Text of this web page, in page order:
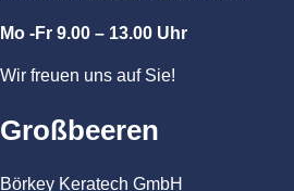
Mo -Fr 9.00 – 13.00 Uhr
Wir freuen uns auf Sie!
Großbeeren
Börkey Keratech GmbH